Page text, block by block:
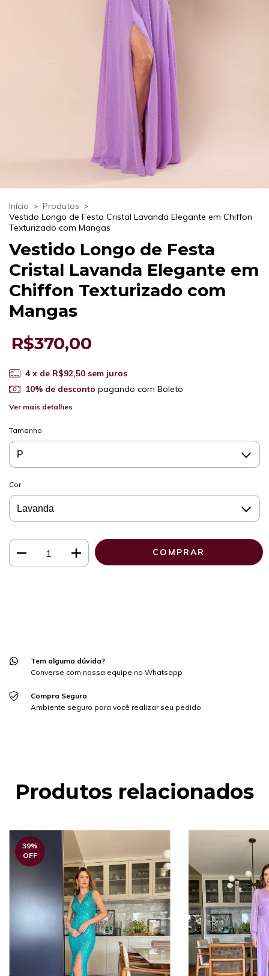
Início > Produtos >
Vestido Longo de Festa Cristal Lavanda Elegante em Chiffon
Texturizado com Mangas
Vestido Longo de Festa
Cristal Lavanda Elegante em
Chiffon Texturizado com
Mangas
R$370,00
4 x de R$92,50 sem juros
10% de desconto pagando com Boleto
Ver mais detalhes
Tamanho
Cor
Tem alguma dúvida?
Converse com nossa equipe no Whatsapp
Compra Segura
Ambiente seguro para você realizar seu pedido
Produtos relacionados
39%
OFF